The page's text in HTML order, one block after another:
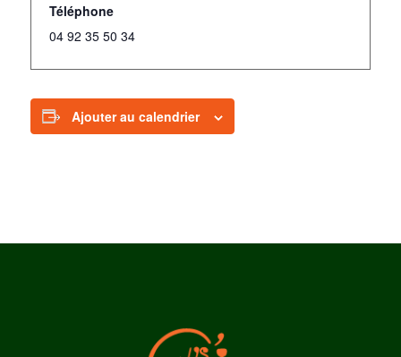
Téléphone
04 92 35 50 34
Ajouter au calendrier